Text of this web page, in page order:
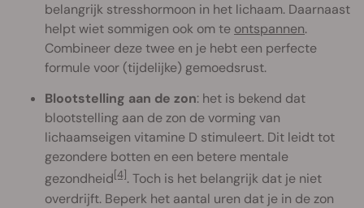
belangrijk stresshormoon in het lichaam. Daarnaast
helpt wiet sommigen ook om te ontspannen.
Combineer deze twee en je hebt een perfecte
formule voor (tijdelijke) gemoedsrust.
Blootstelling aan de zon: het is bekend dat
blootstelling aan de zon de vorming van
lichaamseigen vitamine D stimuleert. Dit leidt tot
gezondere botten en een betere mentale
gezondheid[4]. Toch is het belangrijk dat je niet
overdrijft. Beperk het aantal uren dat je in de zon